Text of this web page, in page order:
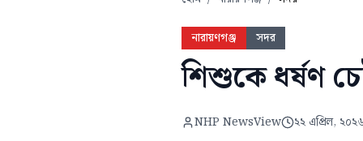
নারায়ণগঞ্জ সদর
শিশুকে ধর্ষণ
NHP NewsView ২২ এপ্রিল,